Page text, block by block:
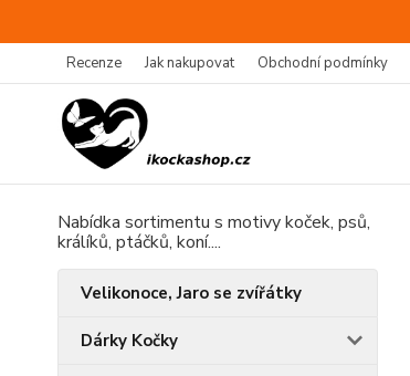
Recenze Jak nakupovat Obchodní podmínky
Nabídka sortimentu s motivy koček, psů,
králíků, ptáčků, koní....
Velikonoce, Jaro se zvířátky
Dárky Kočky